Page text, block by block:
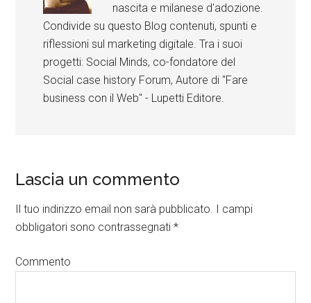
nascita e milanese d'adozione.
Condivide su questo Blog contenuti, spunti e
riflessioni sul marketing digitale. Tra i suoi
progetti: Social Minds, co-fondatore del
Social case history Forum, Autore di "Fare
business con il Web" - Lupetti Editore.
Lascia un commento
Il tuo indirizzo email non sarà pubblicato. I campi
obbligatori sono contrassegnati*
Commento